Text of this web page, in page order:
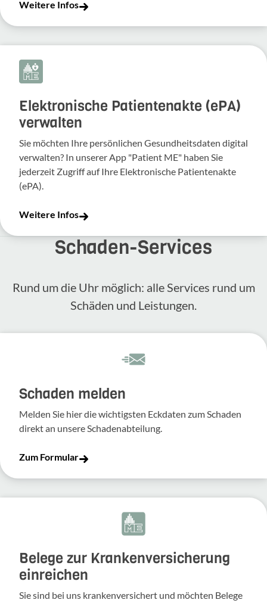
Weitere Infos
Elektronische Patientenakte (ePA)
verwalten
Sie möchten Ihre persönlichen Gesundheitsdaten digital
verwalten? In unserer App "Patient ME" haben Sie
jederzeit Zugriff auf Ihre Elektronische Patientenakte
(ePA).
Weitere Infos
Schaden-​Services
Rund um die Uhr möglich: alle Services rund um
Schäden und Leis­tungen.
Schaden melden
Melden Sie hier die wich­tigsten Eckdaten zum Schaden
direkt an unsere Scha­den­ab­tei­lung.
Zum Formular
Belege zur Krankenversicherung
einreichen
Sie sind bei uns krankenversichert und möchten Belege